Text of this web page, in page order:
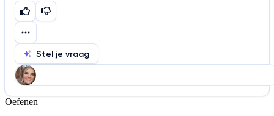
Stel je vraag
Help ons de video te verbeteren
Oefenen